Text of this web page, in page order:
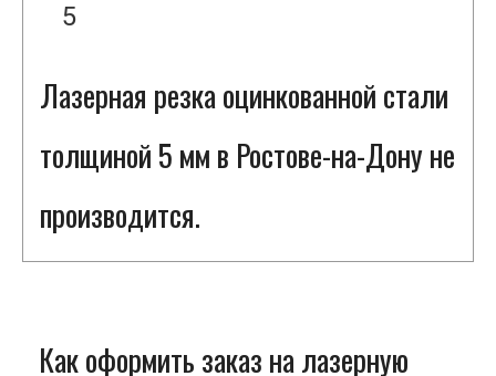
5
Лазерная резка оцинкованной стали
толщиной 5 мм в Ростове-на-Дону не
производится.
Как оформить заказ на лазерную